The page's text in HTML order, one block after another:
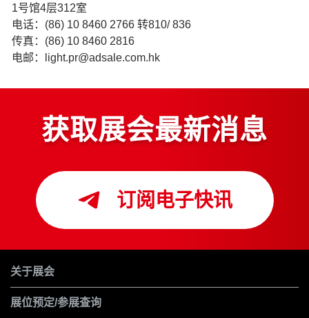
1号馆4层312室
电话：(86) 10 8460 2766 转810/ 836
传真：(86) 10 8460 2816
电邮：light.pr@adsale.com.hk
获取展会最新消息
订阅电子快讯
关于展会
展位预定/参展查询